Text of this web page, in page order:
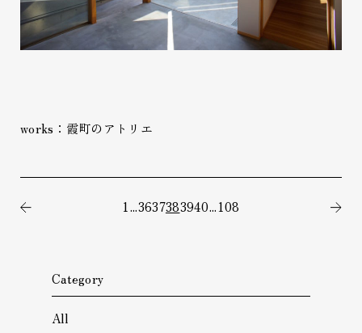
works：霞町のアトリエ
1...3637383940...108
Category
All